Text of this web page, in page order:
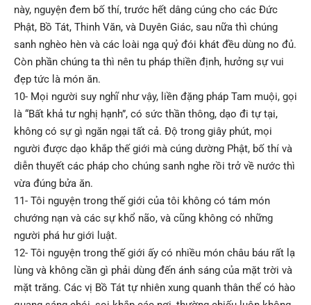
này, nguyện đem bố thí, trước hết dâng cúng cho các Đức
Phật, Bồ Tát, Thinh Văn, và Duyên Giác, sau nữa thì chúng
sanh nghèo hèn và các loài ngạ quỷ đói khát đều dùng no đủ.
Còn phần chúng ta thì nên tu pháp thiền định, hưởng sự vui
đẹp tức là món ăn.
10- Mọi người suy nghĩ như vậy, liền đặng pháp Tam muội, gọi
là “Bất khả tư nghị hạnh”, có sức thần thông, dạo đi tự tại,
không có sự gì ngăn ngại tất cả. Độ trong giây phút, mọi
người được dạo khắp thế giới mà cúng dường Phật, bố thí và
diễn thuyết các pháp cho chúng sanh nghe rồi trở về nước thì
vừa đúng bửa ăn.
11- Tôi nguyện trong thế giới của tôi không có tám món
chướng nạn và các sự khổ não, và cũng không có những
người phá hư giới luật.
12- Tôi nguyện trong thế giới ấy có nhiều món châu báu rất lạ
lùng và không cần gì phải dùng đến ánh sáng của mặt trời và
mặt trăng. Các vị Bồ Tát tự nhiên xung quanh thân thể có hào